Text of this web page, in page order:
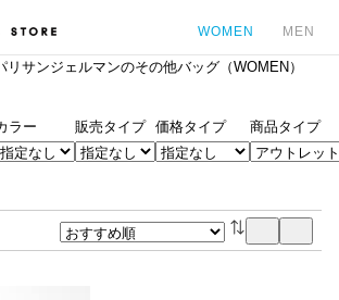
WOMEN MEN
リサンジェルマンのその他バッグ（WOMEN）
ラー 販売タイプ 価格タイプ 商品タイプ